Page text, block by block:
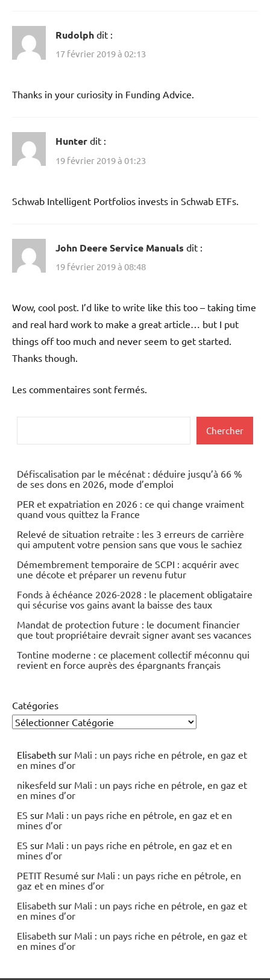
Rudolph dit :
17 février 2019 à 02:13
Thanks in your curiosity in Funding Advice.
Hunter dit :
19 février 2019 à 01:23
Schwab Intelligent Portfolios invests in Schwab ETFs.
John Deere Service Manuals dit :
19 février 2019 à 08:48
Wow, cool post. I’d like to write like this too – taking time
and real hard work to make a great article… but I put
things off too much and never seem to get started.
Thanks though.
Les commentaires sont fermés.
Chercher
Défiscalisation par le mécénat : déduire jusqu’à 66 %
de ses dons en 2026, mode d’emploi
PER et expatriation en 2026 : ce qui change vraiment
quand vous quittez la France
Relevé de situation retraite : les 3 erreurs de carrière
qui amputent votre pension sans que vous le sachiez
Démembrement temporaire de SCPI : acquérir avec
une décote et préparer un revenu futur
Fonds à échéance 2026-2028 : le placement obligataire
qui sécurise vos gains avant la baisse des taux
Mandat de protection future : le document financier
que tout propriétaire devrait signer avant ses vacances
Tontine moderne : ce placement collectif méconnu qui
revient en force auprès des épargnants français
Catégories
Elisabeth sur Mali : un pays riche en pétrole, en gaz et
en mines d’or
nikesfeld sur Mali : un pays riche en pétrole, en gaz et
en mines d’or
ES sur Mali : un pays riche en pétrole, en gaz et en
mines d’or
ES sur Mali : un pays riche en pétrole, en gaz et en
mines d’or
PETIT Resumé sur Mali : un pays riche en pétrole, en
gaz et en mines d’or
Elisabeth sur Mali : un pays riche en pétrole, en gaz et
en mines d’or
Elisabeth sur Mali : un pays riche en pétrole, en gaz et
en mines d’or